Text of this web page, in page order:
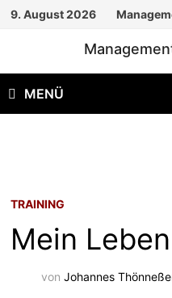
Zum
9. August 2026
MENÜ
TRAINING
Mein
vonJohannes